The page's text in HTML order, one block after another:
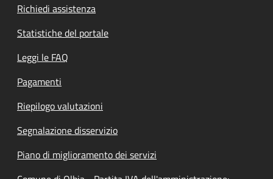
Richiedi assistenza
Statistiche del portale
Leggi le FAQ
Pagamenti
Riepilogo valutazioni
Segnalazione disservizio
Piano di miglioramento dei servizi